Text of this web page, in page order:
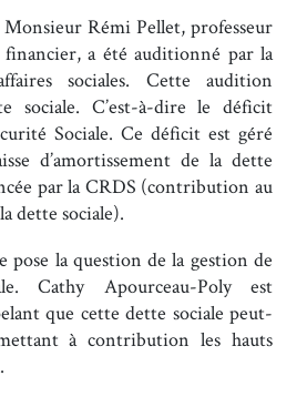
Rémi Pellet, professeur
a été auditionné par la
sociales. Cette audition
sociale. C’est-à-dire le déficit
Sociale. Ce déficit est géré
d’amortissement de la dette
par la CRDS (contribution au
dette sociale).
pose la question de la gestion de
Cathy Apourceau-Poly est
que cette dette sociale peut-
à contribution les hauts